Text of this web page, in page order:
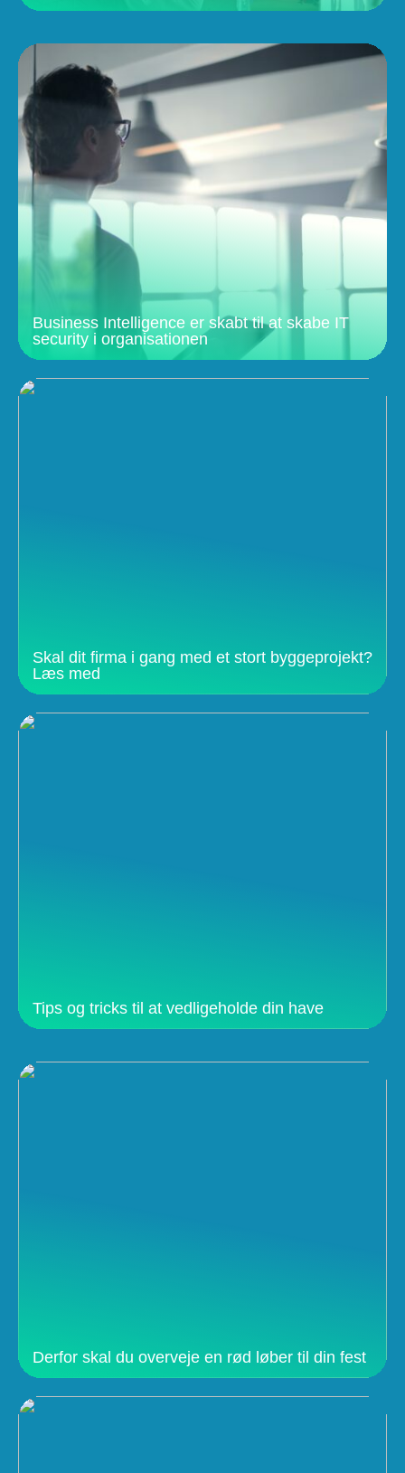
Business Intelligence er skabt til at skabe IT
security i organisationen
Skal dit firma i gang med et stort byggeprojekt?
Læs med
Tips og tricks til at vedligeholde din have
Derfor skal du overveje en rød løber til din fest